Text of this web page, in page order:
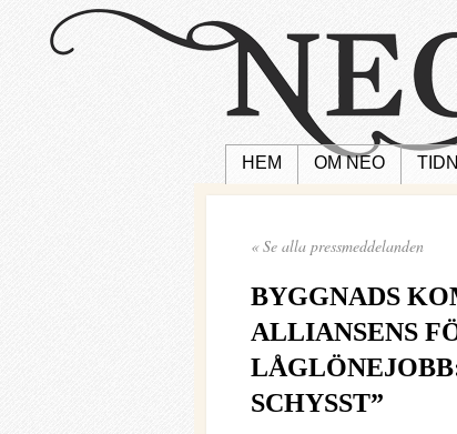
HEM OM NEO
« Se alla pressmeddelanden
BYGGNADS
ALLIANSENS
SCHYSST”